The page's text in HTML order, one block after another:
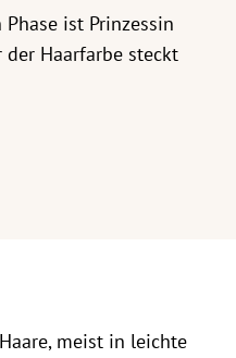
ist Prinzessin
Haarfarbe steckt
meist in leichte